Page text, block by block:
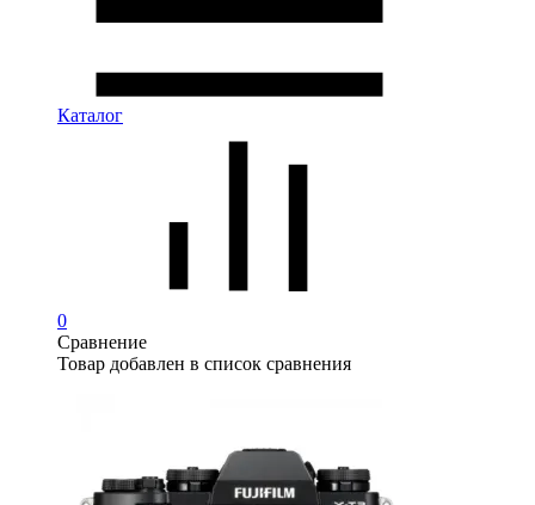
Каталог
0
Сравнение
Товар добавлен в список сравнения